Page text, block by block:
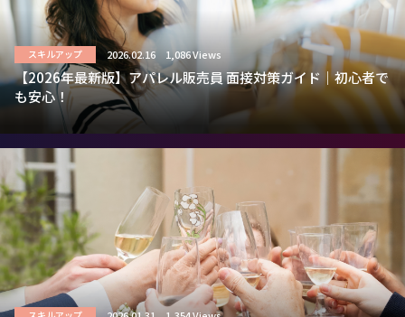
スキルアップ 2026.02.16 1,086 Views
【2026年最新版】アパレル販売員 面接対策ガイド｜初心者で
も安心！